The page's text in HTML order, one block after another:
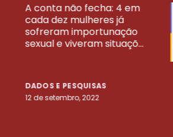
A conta não fecha: 4 em
cada dez mulheres já
sofreram importunação
sexual e viveram situaçõ...
DADOS E PESQUISAS
12 de setembro, 2022